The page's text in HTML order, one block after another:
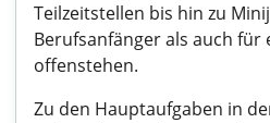
Teilzeitstellen bis hin zu
Berufsanfänger als auch für
offenstehen.
Zu den Hauptaufgaben in